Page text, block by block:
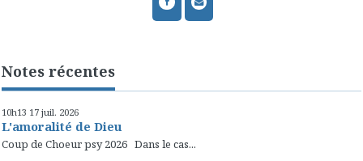
Notes récentes
10h13 17 juil. 2026
L'amoralité de Dieu
Coup de Choeur psy 2026 Dans le cas...